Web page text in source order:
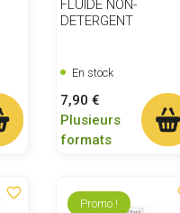
FLUIDE NON-
DETERGENT
En stock
Prix
7,90 €
Plusieurs
formats
favorite_border
Promo !